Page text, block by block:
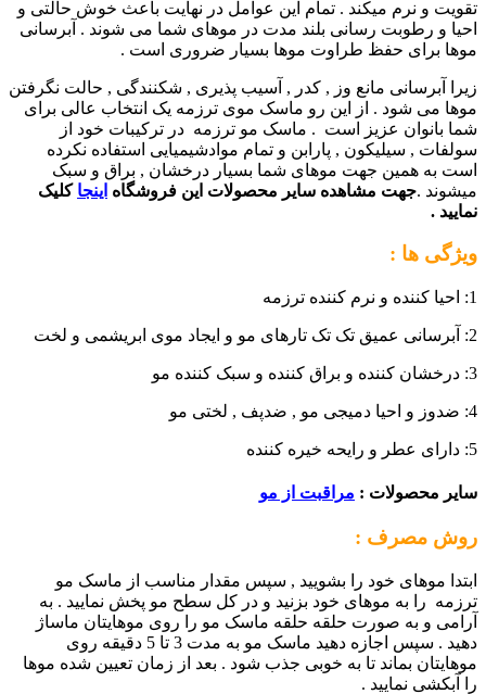
تقویت و نرم میکند . تمام این عوامل در نهایت باعث خوش حالتی و
احیا و رطوبت رسانی بلند مدت در موهای شما می شوند . آبرسانی
موها برای حفظ طراوت موها بسیار ضروری است .
زیرا آبرسانی مانع وز , کدر , آسیب پذیری , شکنندگی , حالت نگرفتن
موها می شود . از این رو ماسک موی ترزمه یک انتخاب عالی برای
شما بانوان عزیز است . ماسک مو ترزمه در ترکیبات خود از
سولفات , سیلیکون , پارابن و تمام موادشیمیایی استفاده نکرده
است به همین جهت موهای شما بسیار درخشان , براق و سبک
میشوند .جهت مشاهده سایر محصولات این فروشگاه اینجا کلیک
نمایید .
ویژگی ها :
1: احیا کننده و نرم کننده ترزمه
2: آبرسانی عمیق تک تک تارهای مو و ایجاد موی ابریشمی و لخت
3: درخشان کننده و براق کننده و سبک کننده مو
4: ضدوز و احیا دمیجی مو , ضدپف , لختی مو
5: دارای عطر و رایحه خیره کننده
سایر محصولات : مراقبت از مو
روش مصرف :
ابتدا موهای خود را بشویید , سپس مقدار مناسب از ماسک مو
ترزمه را به موهای خود بزنید و در کل سطح مو پخش نمایید . به
آرامی و به صورت حلقه حلقه ماسک مو را روی موهایتان ماساژ
دهید . سپس اجازه دهید ماسک مو به مدت 3 تا 5 دقیقه روی
موهایتان بماند تا به خوبی جذب شود . بعد از زمان تعیین شده موها
را آبکشی نمایید .